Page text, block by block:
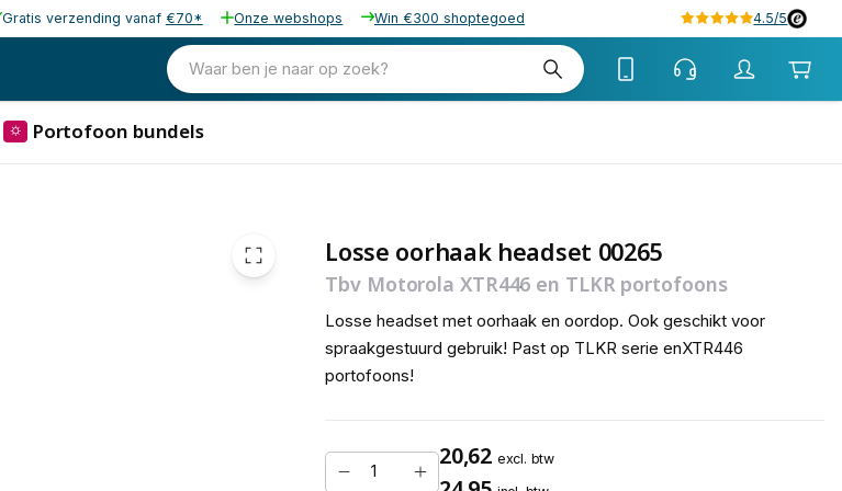
Gratis verzending vanaf €70* Onze webshops Win €300 shoptegoed 4.5/5
Waar ben je naar op zoek?
⛭ Portofoon bundels
Losse oorhaak headset 00265
Tbv Motorola XTR446 en TLKR portofoons
Losse headset met oorhaak en oordop. Ook geschikt voor
spraakgestuurd gebruik! Past op TLKR serie enXTR446
portofoons!
20,62 excl. btw
20,62 excl. btw
24,95 incl. btw